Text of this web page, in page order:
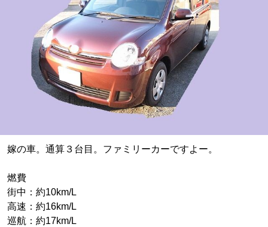
嫁の車。通算３台目。ファミリーカーですよー。
燃費
街中：約10km/L
高速：約16km/L
巡航：約17km/L